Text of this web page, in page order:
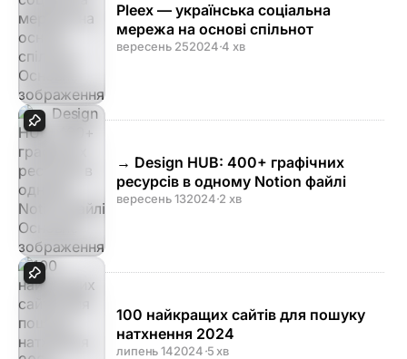
Pleex — українська соціальна
мережа на основі спільнот
вересень 252024·4 хв
→ Design HUB: 400+ графічних
ресурсів в одному Notion файлі
вересень 132024·2 хв
100 найкращих сайтів для пошуку
натхнення 2024
липень 142024·5 хв